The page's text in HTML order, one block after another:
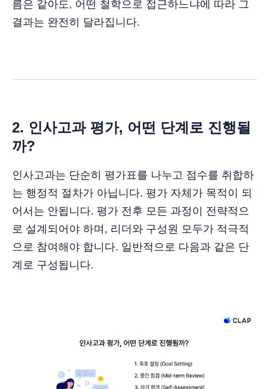
름은 같아도, 어떤 철학으로 접근하느냐에 따라 그
결과는 완전히 달라집니다.
2. 인사고과 평가, 어떤 단계로 진행될
까?
인사고과는 단순히 평가표를 나누고 점수를 취합하
는 행정적 절차가 아닙니다. 평가 자체가 목적이 되
어서는 안됩니다. 평가 전후 모든 과정이 전략적으
로 설계되어야 하며, 리더와 구성원 모두가 적극적
으로 참여해야 합니다. 일반적으로 다음과 같은 단
계로 구성됩니다.